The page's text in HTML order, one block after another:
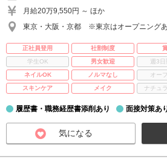
月給20万9,550円 ～ ほか
東京・大阪・京都 ※東京はオープニングあ
正社員登用 社割制度
学生OK
男女歓迎 週3日
ネイルOK
ノルマなし オー
スキンケア
メイク ナチュ
履歴書・職務経歴書添削あり 面接対策あ
気になる